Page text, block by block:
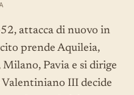
attacca di nuovo in
prende Aquileia,
Milano, Pavia e si dirige
III decide